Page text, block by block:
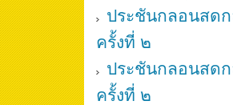
ประชันกลอนสดก
ครั้งที่ ๒
ประชันกลอนสดก
ครั้งที่ ๒